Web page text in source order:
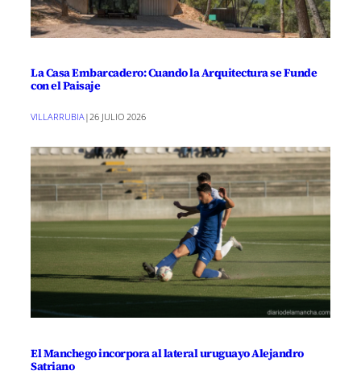
La Casa Embarcadero: Cuando la Arquitectura se Funde
con el Paisaje
VILLARRUBIA|26 JULIO 2026
El Manchego incorpora al lateral uruguayo Alejandro
Satriano